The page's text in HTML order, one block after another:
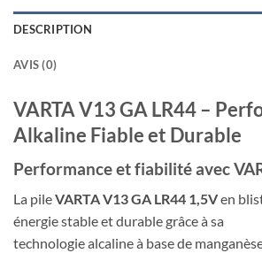
DESCRIPTION
AVIS (0)
VARTA V13 GA LR44 –
Alkaline Fiable et Durable
Performance et fiabilité avec
La pileVARTA V13 GA LR44 1,5Ven
énergie stable et durable grâce à sa
technologie alcaline à base de